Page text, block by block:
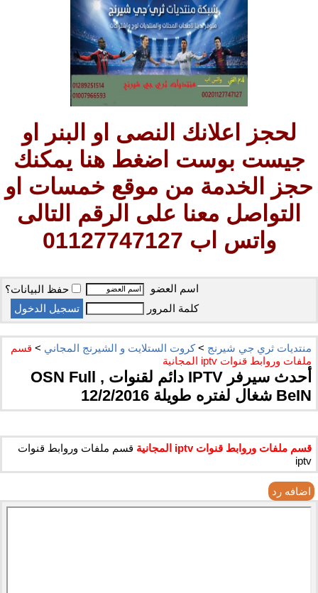
لحجز اعلانك النصى او البنر او
جيست بوست اضغط هنا يمكنك
حجز الخدمة من موقع خمسات او
التواصل معنا على الرقم التالى
واتس اب 01127747127
اسم العضو
حفظ البيانات؟
كلمة المرور
منتديات ثري جي شيرنج >كروت الستلايت و الشيرنج المجاني > قسم
ملفات وروابط قنوات iptv المجانية
أحدث سيرفر IPTV دائم لقنوات OSN Full ,
BeIN شغال لفتره طويلة 12/2/2016
قسم ملفات وروابط قنوات iptv المجانية
قسم ملفات وروابط قنوات
iptv
اضافه رد